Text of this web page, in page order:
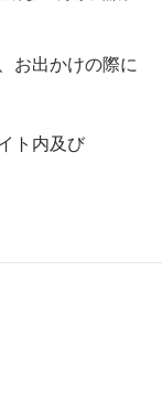
お出かけの際に
ト内及び